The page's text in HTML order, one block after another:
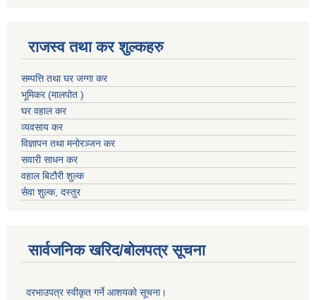
राजस्व तथा कर शुल्कहरु
सम्पत्ति तथा घर जग्गा कर
भूमिकर (मालपोत )
घर वहाल कर
व्यवसाय कर
विज्ञापन तथा मनोरञ्जन कर
सवारी साधन कर
वहाल बिटौरी शुल्क
सेवा शुल्क, दस्तुर
सार्वजनिक खरिद/बोलपत्र सूचना
दरभाउपत्र स्वीकृत गर्ने आशयको सूचना।